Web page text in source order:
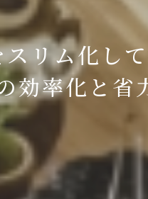
リム化し
効率化と省